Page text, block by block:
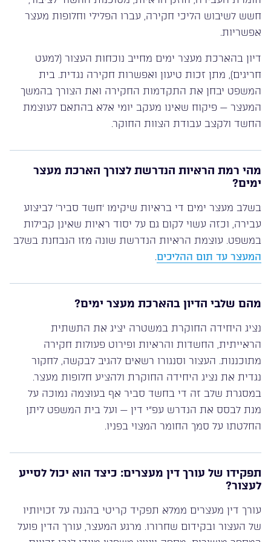
חשש לשיבוש הליכי חקירה, עברו הפלילי וחלופות מעצר
אפשריות.
דיון בהארכת מעצר ימים מחייב נוכחות העצור (למעט
חריגים), מתן זכות טיעון ואפשרות חקירה נגדית. בית
המשפט יבחן את התקדמות החקירה ואת הצורך בהמשך
המעצר — פיקוח שאינו מעקב יומי אלא בהתאם לעוצמת
החשד ולקצב עבודת הצוות החוקר.
מהי רמת הראיות הנדרשת לצורך הארכת מעצר
ימים?
בשלב מעצר ימים די בראיות שיקימו ‘חשד סביר’ לביצוע
עבירה, וכזה עשוי לקום גם על יסוד ראיות שאינן קבילות
במשפט. עוצמת הראיות הנדרשת שונה מזו הנבחנת בשלב
המעצר עד תום ההליכים.
מהם שלבי הדיון בהארכת מעצר ימים?
נציג היחידה החוקרת במשטרה יציג את התשתית
הראייתית, החשדות והראיות ופירוט פעולות חקירה
מתוכננות. העצור וסנגורו רשאים להגיב לבקשה, לחקור
נגדית את נציג היחידה החוקרת ולהציע חלופות מעצר.
במסגרת שלב זה די בחשד סביר אף בעוצמה נמוכה על
מנת לבסס את הנדרש עפ”י דין — ועל בית המשפט ליתן
החלטתו על סמך החומר המצוי בפניו.
תפקידו של עורך דין מעצרים: כיצד הוא יכול לסייע
לעצור?
עורך דין מעצרים ממלא תפקיד קריטי בהגנה על זכויותיו
של העצור ובקידום שחרורו. מרגע המעצר, עורך הדין פועל